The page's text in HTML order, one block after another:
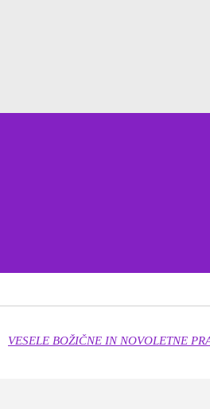
VESELE BOŽIČNE IN NOVOLETNE